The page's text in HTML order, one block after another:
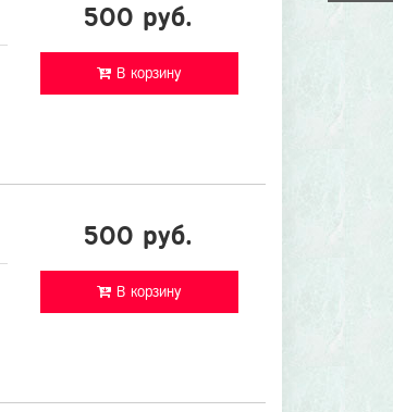
500 руб.
В корзину
500 руб.
В корзину